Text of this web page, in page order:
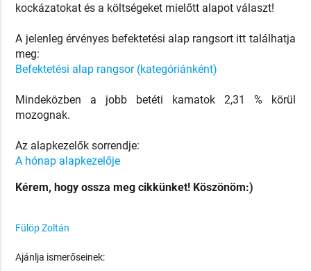
kockázatokat és a költségeket mielőtt alapot választ!
A jelenleg érvényes befektetési alap rangsort itt találhatja
meg:
Befektetési alap rangsor (kategóriánként)
Mindeközben a jobb betéti kamatok 2,31 % körül
mozognak.
Az alapkezelők sorrendje:
A hónap alapkezelője
Kérem, hogy ossza meg cikkünket! Köszönöm:)
Fülöp Zoltán
Ajánlja ismerőseinek: